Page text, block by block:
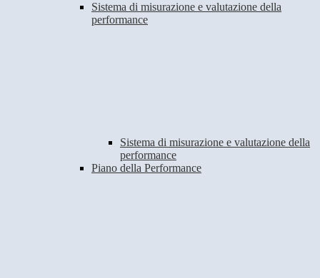
Sistema di misurazione e valutazione della
performance
Sistema di misurazione e valutazione della
performance
Piano della Performance